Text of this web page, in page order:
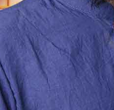
1960 1959
1958
1953 1952
1951
1947
1941 1940 1939
1938
1934 1933
1932
1928 1927 1926
1920
1919
1915 1914
1912
1908 1907
1902 1900